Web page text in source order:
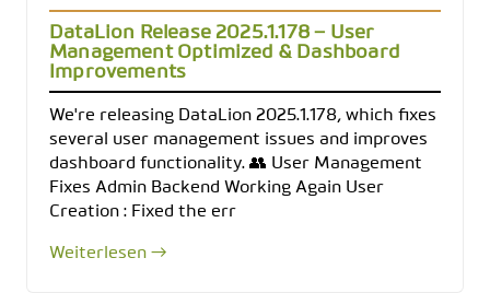
DataLion Release 2025.1.178 – User
Management Optimized & Dashboard
Improvements
We're releasing DataLion 2025.1.178, which fixes
several user management issues and improves
dashboard functionality. 👥 User Management
Fixes Admin Backend Working Again User
Creation : Fixed the err
Weiterlesen →